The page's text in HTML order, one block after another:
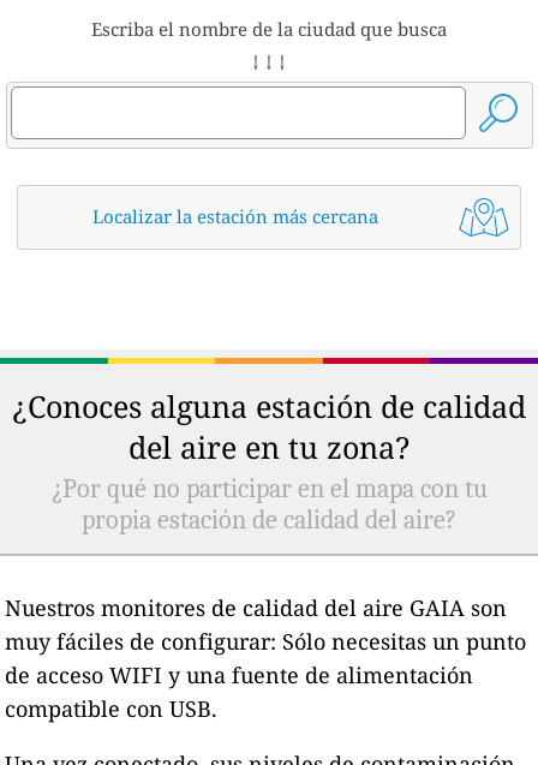
Escriba el nombre de la ciudad que busca
↓ ↓ ↓
Localizar la estación más cercana
¿Conoces alguna estación de calidad
del aire en tu zona?
¿Por qué no participar en el mapa con tu
propia estación de calidad del aire?
Nuestros monitores de calidad del aire GAIA son
muy fáciles de configurar: Sólo necesitas un punto
de acceso WIFI y una fuente de alimentación
compatible con USB.